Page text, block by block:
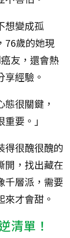
想變成孤
76歲的她現
友，還會熱
經驗。
很關鍵，
要。」
得很醜很醜的
開，找出藏在
千層派，需要
才會甜。
清單！